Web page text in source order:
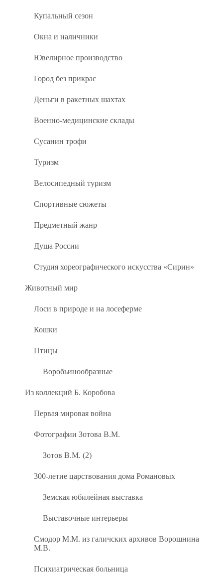
Купальный сезон
Окна и наличники
Ювелирное производство
Город без прикрас
Деньги в ракетных шахтах
Военно-медицинские склады
Сусанин трофи
Туризм
Велосипедный туризм
Спортивные сюжеты
Предметный жанр
Душа России
Студия хореографического искусства «Сирин»
Животный мир
Лоси в природе и на лосеферме
Кошки
Птицы
Воробьинообразные
Из коллекций Б. Коробова
Первая мировая война
Фотографии Зотова В.М.
Зотов В.М. (2)
300-летие царствования дома Романовых
Земская юбилейная выставка
Выставочные интерьеры
Смодор М.М. из галичских архивов Ворошнина
М.В.
Психиатрическая больница